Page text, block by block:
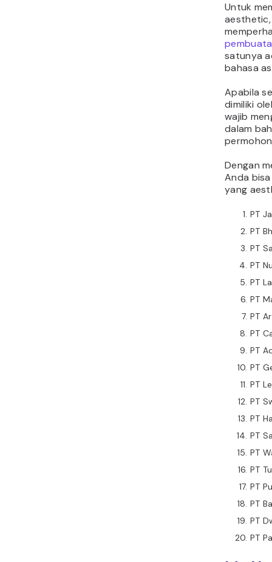
Untuk
satunya
bahasa
Apabila
dimiliki
wajib
dalam
Dengan
Anda
yang
PT
PT
PT
PT
PT
PT
PT
PT
PT
PT
PT
PT
PT
PT
PT
PT
PT
PT
PT
PT